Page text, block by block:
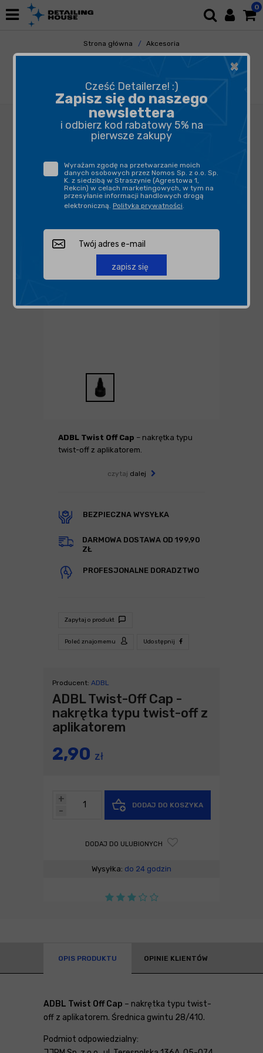
0
Strona główna
Akcesoria
Pozostałe Akcesoria
ADBL Twist-Off Cap - nakrętka typu twist-off
z aplikatorem
ADBL Twist Off Cap – nakrętka typu
twist-off z aplikatorem.
czytaj dalej
BEZPIECZNA WYSYŁKA
DARMOWA DOSTAWA OD 199,90
ZŁ
PROFESJONALNE DORADZTWO
Zapytaj o produkt
Poleć znajomemu Udostępnij
Producent: ADBL
ADBL Twist-Off Cap -
nakrętka typu twist-off z
aplikatorem
2,90 zł
-
+
DODAJ DO KOSZYKA
DODAJ DO ULUBIONYCH
Wysyłka: do 24 godzin
OPIS PRODUKTU OPINIE KLIENTÓW
ADBL Twist Off Cap – nakrętka typu twist-
off z aplikatorem. Średnica gwintu 28/410.
Podmiot odpowiedzialny:
×
Cześć Detailerze! :)
Zapisz się do naszego
newslettera
i odbierz kod rabatowy 5% na
pierwsze zakupy
Wyrażam zgodę na przetwarzanie moich
danych osobowych przez Nomos Sp. z o.o. Sp.
K. z siedzibą w Straszynie (Agrestowa 1,
Rekcin) w celach marketingowych, w tym na
przesyłanie informacji handlowych drogą
elektroniczną. Polityka prywatności.
zapisz się